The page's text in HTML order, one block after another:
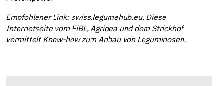
Empfohlener Link: swiss.legumehub.eu. Diese
Internetseite vom FiBL, Agridea und dem Strickhof
vermittelt Know-how zum Anbau von Leguminosen.